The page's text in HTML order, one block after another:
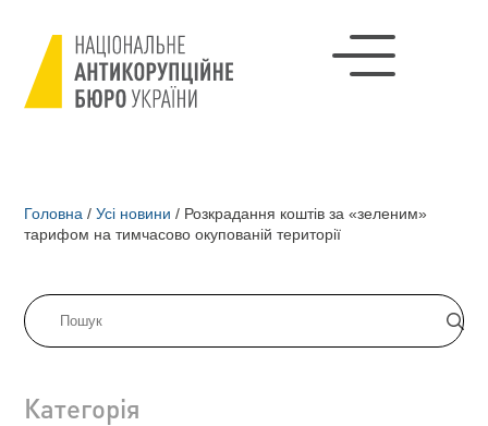
Головна / Усі новини / Розкрадання коштів за «зеленим»
тарифом на тимчасово окупованій території
Категорія